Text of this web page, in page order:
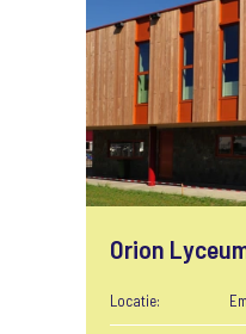
Orion
Locatie: